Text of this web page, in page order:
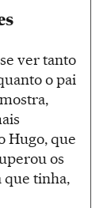
ver tanto
o pai
Hugo, que
os
que tinha,